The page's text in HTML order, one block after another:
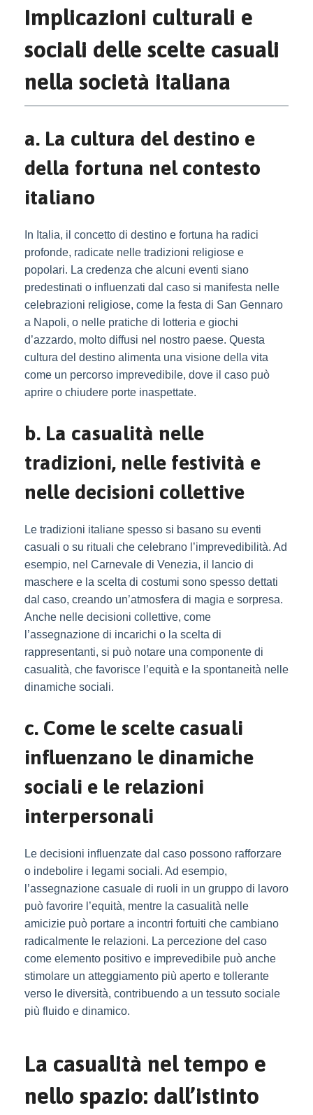
Implicazioni culturali e
sociali delle scelte casuali
nella società italiana
a. La cultura del destino e
della fortuna nel contesto
italiano
In Italia, il concetto di destino e fortuna ha radici
profonde, radicate nelle tradizioni religiose e
popolari. La credenza che alcuni eventi siano
predestinati o influenzati dal caso si manifesta nelle
celebrazioni religiose, come la festa di San Gennaro
a Napoli, o nelle pratiche di lotteria e giochi
d’azzardo, molto diffusi nel nostro paese. Questa
cultura del destino alimenta una visione della vita
come un percorso imprevedibile, dove il caso può
aprire o chiudere porte inaspettate.
b. La casualità nelle
tradizioni, nelle festività e
nelle decisioni collettive
Le tradizioni italiane spesso si basano su eventi
casuali o su rituali che celebrano l’imprevedibilità. Ad
esempio, nel Carnevale di Venezia, il lancio di
maschere e la scelta di costumi sono spesso dettati
dal caso, creando un’atmosfera di magia e sorpresa.
Anche nelle decisioni collettive, come
l’assegnazione di incarichi o la scelta di
rappresentanti, si può notare una componente di
casualità, che favorisce l’equità e la spontaneità nelle
dinamiche sociali.
c. Come le scelte casuali
influenzano le dinamiche
sociali e le relazioni
interpersonali
Le decisioni influenzate dal caso possono rafforzare
o indebolire i legami sociali. Ad esempio,
l’assegnazione casuale di ruoli in un gruppo di lavoro
può favorire l’equità, mentre la casualità nelle
amicizie può portare a incontri fortuiti che cambiano
radicalmente le relazioni. La percezione del caso
come elemento positivo e imprevedibile può anche
stimolare un atteggiamento più aperto e tollerante
verso le diversità, contribuendo a un tessuto sociale
più fluido e dinamico.
La casualità nel tempo e
nello spazio: dall’istinto